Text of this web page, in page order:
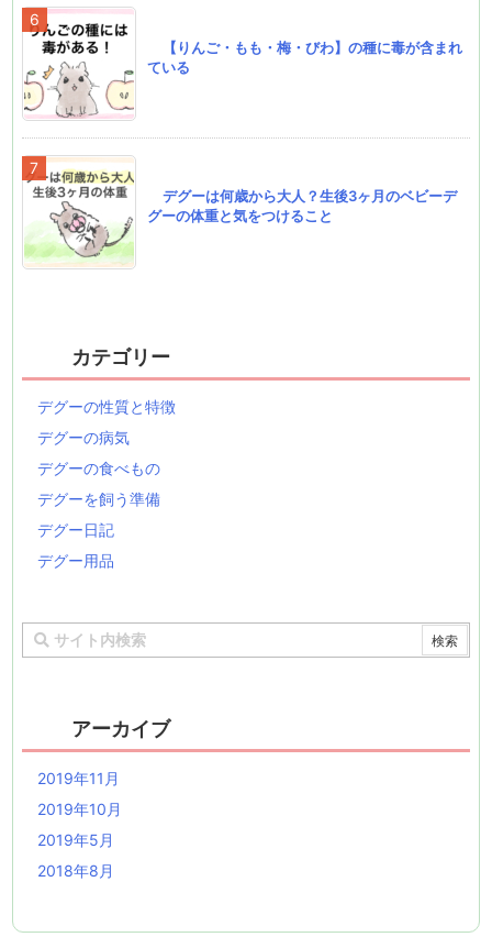
【りんご・もも・梅・びわ】の種に毒が含まれ
ている
デグーは何歳から大人？生後3ヶ月のベビーデ
グーの体重と気をつけること
カテゴリー
デグーの性質と特徴
デグーの病気
デグーの食べもの
デグーを飼う準備
デグー日記
デグー用品
アーカイブ
2019年11月
2019年10月
2019年5月
2018年8月